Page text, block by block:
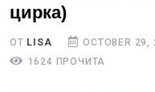
цирка)
ОТ LISA OCTOBER 29,
1624 ПРОЧИТА